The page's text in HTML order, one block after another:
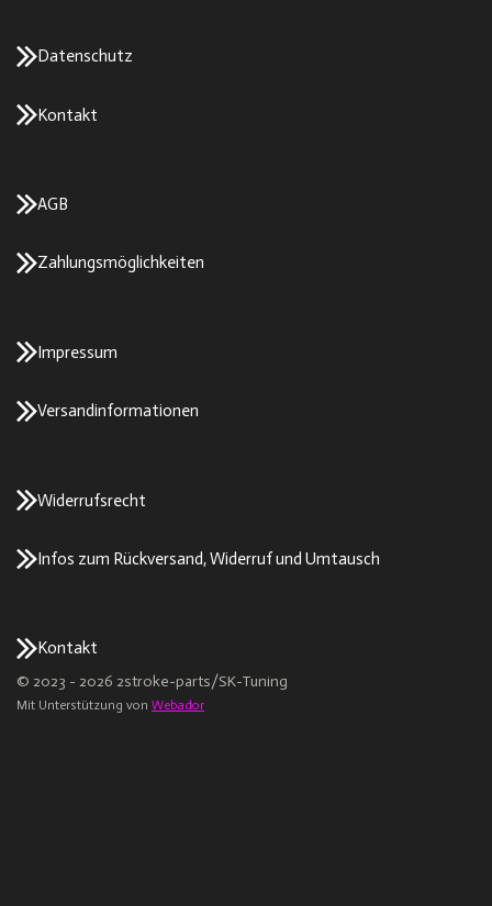
Datenschutz
Kontakt
AGB
Zahlungsmöglichkeiten
Impressum
Versandinformationen
Widerrufsrecht
Infos zum Rückversand, Widerruf und Umtausch
Kontakt
© 2023 - 2026 2stroke-parts/SK-Tuning
Mit Unterstützung von Webador